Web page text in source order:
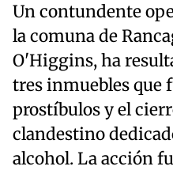
Un contundente
la comuna de
O'Higgins, ha
tres inmuebles que
prostíbulos y el
clandestino
alcohol. La acción